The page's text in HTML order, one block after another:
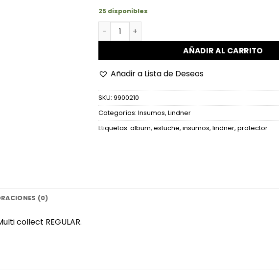
25 disponibles
Estuche Protector para Álbum Multi Collect
AÑADIR AL CARRITO
Añadir a Lista de Deseos
SKU: 9900210
Categorías: Insumos, Lindner
Etiquetas: album, estuche, insumos, lindner, protector
(0)
collect REGULAR.